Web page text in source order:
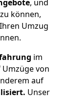
, und
können,
Umzug
im
von
auf
Unser